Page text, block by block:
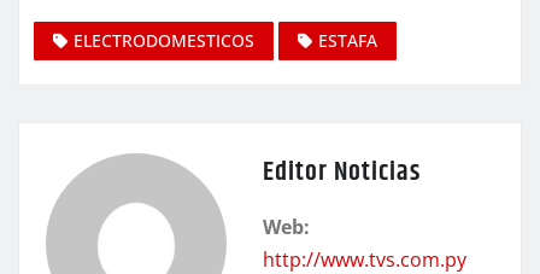
ELECTRODOMESTICOS ESTAFA
Editor Noticias
Web:
http://www.tvs.com.py